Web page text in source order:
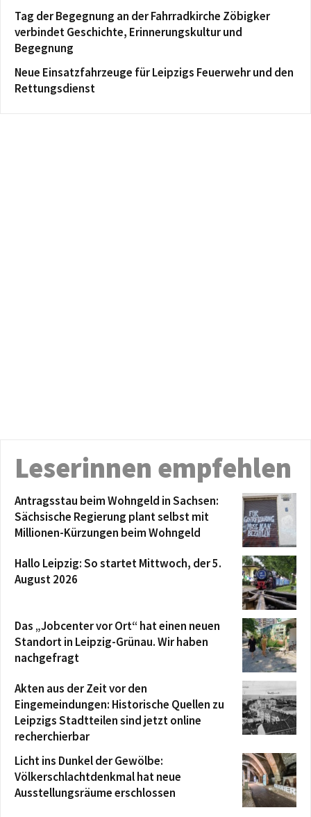
Tag der Begegnung an der Fahrradkirche Zöbigker
verbindet Geschichte, Erinnerungskultur und
Begegnung
Neue Einsatzfahrzeuge für Leipzigs Feuerwehr und den
Rettungsdienst
Leserinnen empfehlen
Antragsstau beim Wohngeld in Sachsen:
Sächsische Regierung plant selbst mit
Millionen-Kürzungen beim Wohngeld
Hallo Leipzig: So startet Mittwoch, der 5.
August 2026
Das „Jobcenter vor Ort“ hat einen neuen
Standort in Leipzig-Grünau. Wir haben
nachgefragt
Akten aus der Zeit vor den
Eingemeindungen: Historische Quellen zu
Leipzigs Stadtteilen sind jetzt online
recherchierbar
Licht ins Dunkel der Gewölbe:
Völkerschlachtdenkmal hat neue
Ausstellungsräume erschlossen